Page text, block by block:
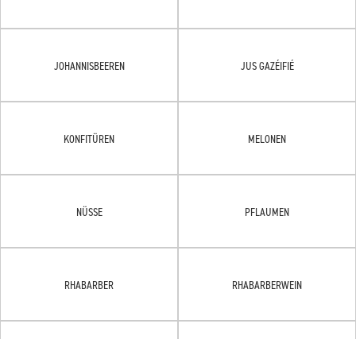
JOHANNISBEEREN JUS GAZÉIFIÉ
KONFITÜREN MELONEN
NÜSSE PFLAUMEN
RHABARBER RHABARBERWEIN